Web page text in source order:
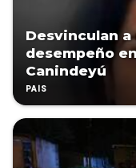
Desvinculan
desempeño
Canindeyú
PAÍS